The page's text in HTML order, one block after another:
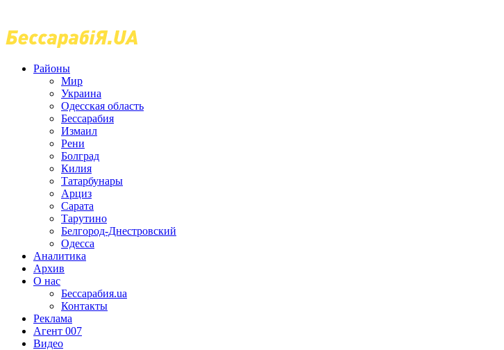
Районы
Мир
Украина
Одесская область
Бессарабия
Измаил
Рени
Болград
Килия
Татарбунары
Арциз
Сарата
Тарутино
Белгород-Днестровский
Одесса
Аналитика
Архив
О нас
Бессарабия.ua
Контакты
Реклама
Агент 007
Видео